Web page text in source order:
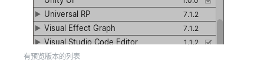
有预览版本的列表